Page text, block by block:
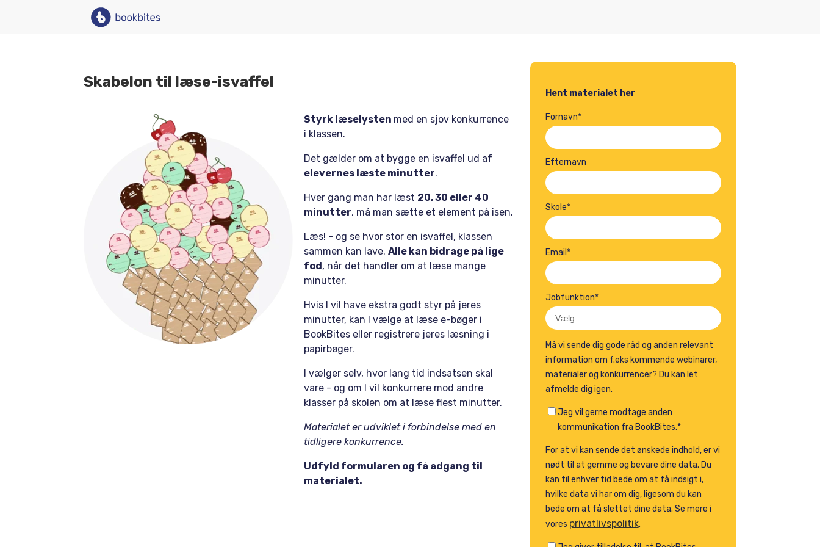
Skabelon til læse-isvaffel
Styrk læselysten med en sjov konkurrence
i klassen.
Det gælder om at bygge en isvaffel ud af
elevernes læste minutter.
Hver gang man har læst 20, 30 eller 40
minutter, må man sætte et element på isen.
Læs! - og se hvor stor en isvaffel, klassen
sammen kan lave.Alle kan bidrage på lige
fod, når det handler om at læse mange
minutter.
Hvis I vil have ekstra godt styr på jeres
minutter, kan I vælge at læse e-bøger i
BookBites eller registrere jeres læsning i
papirbøger.
I vælger selv, hvor lang tid indsatsen skal
vare - og om I vil konkurrere mod andre
klasser på skolen om at læse flest minutter.
Materialet er udviklet i forbindelse med en
tidligere konkurrence.
Udfyld formularen og få adgang til
materialet.
Hent materialet her
Fornavn*
Efternavn
Skole*
Email *
Jobfunktion*
Må vi sende dig gode råd og anden relevant
information om f.eks kommende webinarer,
materialer og konkurrencer? Du kan let
afmelde dig igen.
Jeg vil gerne modtage anden
kommunikation fra BookBites.*
For at vi kan sende det ønskede indhold, er vi
nødt til at gemme og bevare dine data. Du
kan til enhver tid bede om at få indsigt i,
hvilke data vi har om dig, ligesom du kan
bede om at få slettet dine data. Se mere i
vores privatlivspolitik.